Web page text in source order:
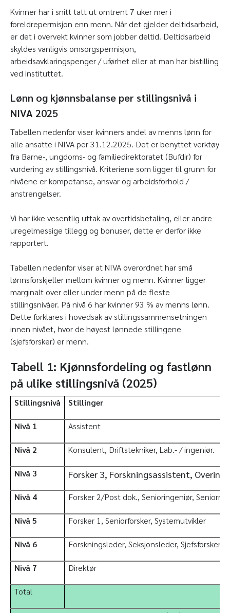
Kvinner har i snitt tatt ut omtrent 7 uker mer i
foreldrepermisjon enn menn. Når det gjelder deltidsarbeid,
er det i overvekt kvinner som jobber deltid. Deltidsarbeid
skyldes vanligvis omsorgspermisjon,
arbeidsavklaringspenger / uførhet eller at man har bistilling
ved instituttet.
Lønn og kjønnsbalanse per stillingsnivå i
NIVA 2025
Tabellen nedenfor viser kvinners andel av menns lønn for
alle ansatte i NIVA per 31.12.2025. Det er benyttet verktøy
fra Barne-, ungdoms- og familiedirektoratet (Bufdir) for
vurdering av stillingsnivå. Kriteriene som ligger til grunn for
nivåene er kompetanse, ansvar og arbeidsforhold /
anstrengelser.
Vi har ikke vesentlig uttak av overtidsbetaling, eller andre
uregelmessige tillegg og bonuser, dette er derfor ikke
rapportert.
Tabellen nedenfor viser at NIVA overordnet har små
lønnsforskjeller mellom kvinner og menn. Kvinner ligger
marginalt over eller under menn på de fleste
stillingsnivåer. På nivå 6 har kvinner 93 % av menns lønn.
Dette forklares i hovedsak av stillingssammensetningen
innen nivået, hvor de høyest lønnede stillingene
(sjefsforsker) er menn.
Tabell 1: Kjønnsfordeling og fastlønn
på ulike stillingsnivå (2025)
Stillingsnivå Stillinger
Nivå 1 Assistent
Nivå 2 Konsulent, Driftstekniker, Lab.- / ingeniør.
Nivå 3 Forsker 3, Forskningsassistent,
Nivå 4 Forsker 2/Post dok., Senioringeniør,
Nivå 5 Forsker 1, Seniorforsker, Systemutvikler
Nivå 6 Forskningsleder, Seksjonsleder, Sjefsforsker,
Nivå 7 Direktør
Total